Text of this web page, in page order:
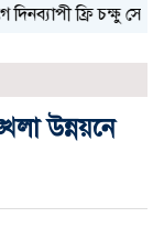
ফ্রি চক্ষু সেবা ক্যাম্প
উন্নয়নে